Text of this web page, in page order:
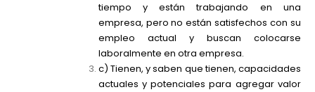
tiempo y están trabajando en una
empresa, pero no están satisfechos con su
empleo actual y buscan colocarse
laboralmente en otra empresa.
c) Tienen, y saben que tienen, capacidades
actuales y potenciales para agregar valor